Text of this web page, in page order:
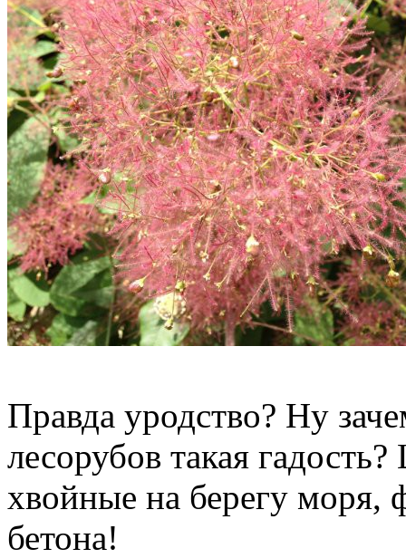
Правда уродство? Ну
лесорубов такая
хвойные на берегу моря,
бетона!